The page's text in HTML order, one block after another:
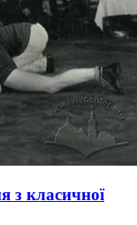
класичної